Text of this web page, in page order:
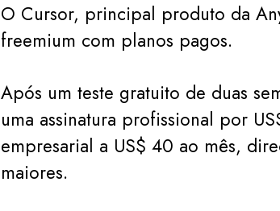
O Cursor, principal produto da
freemium com planos pagos.
Após um teste gratuito de duas
uma assinatura profissional por
empresarial a US$ 40 ao mês,
maiores.